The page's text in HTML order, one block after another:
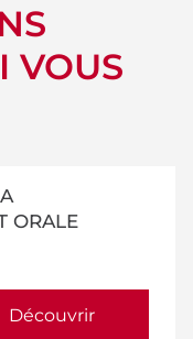
VOUS
ORALE
Découvrir